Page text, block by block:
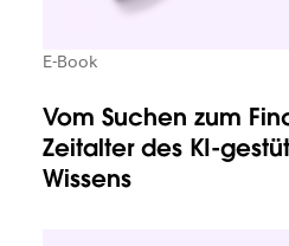
E-Book
Vom Suchen zum
Zeitalter des KI-
Wissens